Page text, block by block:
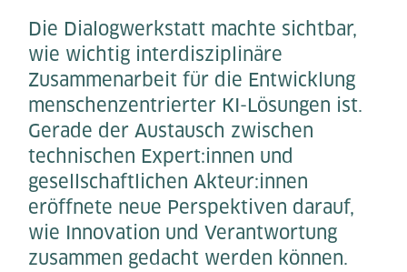
Die Dialogwerkstatt machte sichtbar,
wie wichtig interdisziplinäre
Zusammenarbeit für die Entwicklung
menschenzentrierter KI-Lösungen ist.
Gerade der Austausch zwischen
technischen Expert:innen und
gesellschaftlichen Akteur:innen
eröffnete neue Perspektiven darauf,
wie Innovation und Verantwortung
zusammen gedacht werden können.